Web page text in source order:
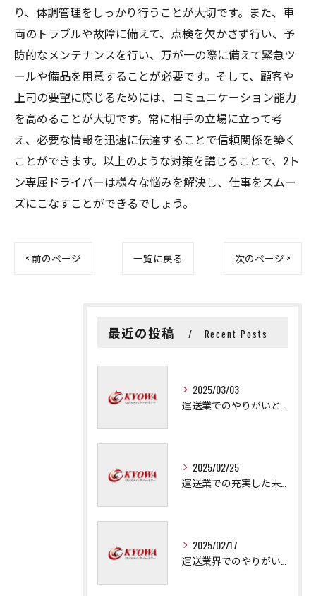
り、体調管理をしっかり行うことが大切です。また、車
両のトラブルや故障に備えて、点検を欠かさず行い、予
防的なメンテナンスを行い、万が一の際に備えて緊急ツ
ールや備品を用意することが必要です。そして、顧客や
上司の要望に応じるためには、コミュニケーション能力
を高めることが大切です。常に相手の立場に立って考
え、必要な情報を迅速に伝達することで信頼関係を築く
ことができます。以上のような対策を講じることで、2ト
ン専属ドライバーは様々な悩みを解決し、仕事をスムー
ズにこなすことができるでしょう。
< 前のページ 一覧に戻る 次のページ >
最近の投稿 Recent Posts
2025/03/03
2025/02/25
2025/02/17